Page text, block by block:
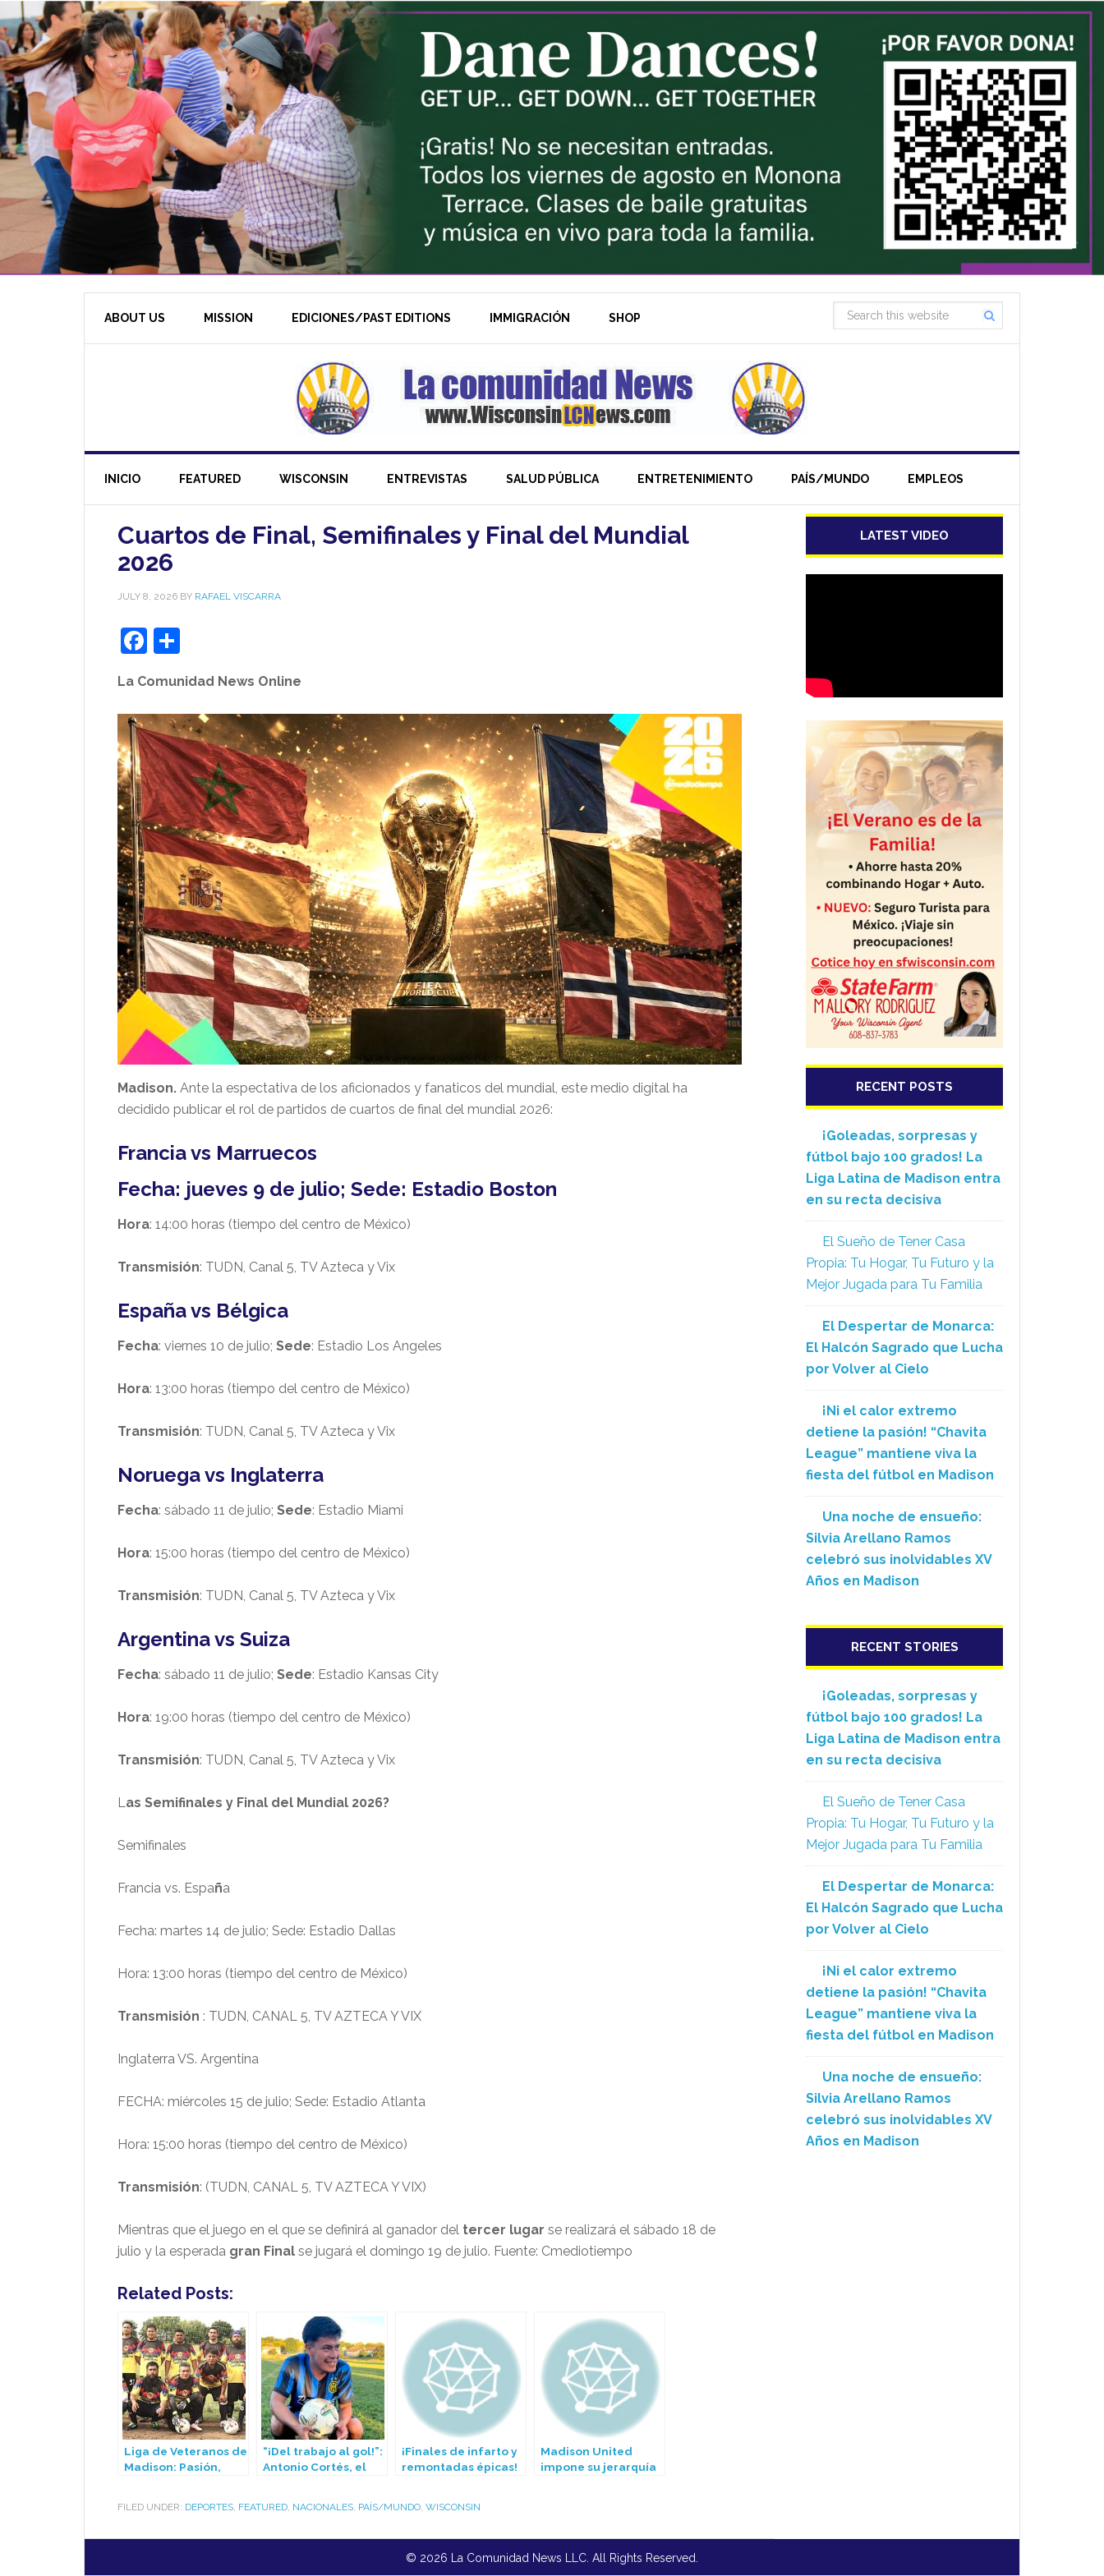
ABOUT US MISSION EDICIONES/PAST EDITIONS IMMIGRACIÓN SHOP
INICIO FEATURED WISCONSIN ENTREVISTAS SALUD PÚBLICA ENTRETENIMIENTO PAÍS/MUNDO EMPLEOS
Cuartos de Final, Semifinales y Final del Mundial
2026
JULY 8, 2026 BY RAFAEL VISCARRA
Facebook
La Comunidad News Online
Madison. Ante la espectativa de los aficionados y fanaticos del mundial, este medio digital ha
decidido publicar el rol de partidos de cuartos de final del mundial 2026:
Francia vs Marruecos
Fecha: jueves 9 de julio; Sede: Estadio Boston
Hora: 14:00 horas (tiempo del centro de México)
Transmisión: TUDN, Canal 5, TV Azteca y Vix
España vs Bélgica
Fecha: viernes 10 de julio; Sede: Estadio Los Angeles
Hora: 13:00 horas (tiempo del centro de México)
Transmisión: TUDN, Canal 5, TV Azteca y Vix
Noruega vs Inglaterra
Fecha: sábado 11 de julio; Sede: Estadio Miami
Hora: 15:00 horas (tiempo del centro de México)
Transmisión: TUDN, Canal 5, TV Azteca y Vix
Argentina vs Suiza
Fecha: sábado 11 de julio; Sede: Estadio Kansas City
Hora: 19:00 horas (tiempo del centro de México)
Transmisión: TUDN, Canal 5, TV Azteca y Vix
Las Semifinales y Final del Mundial 2026?
Semifinales
Francia vs. España
Fecha: martes 14 de julio; Sede: Estadio Dallas
Hora: 13:00 horas (tiempo del centro de México)
Transmisión : TUDN, CANAL 5, TV AZTECA Y VIX
Inglaterra VS. Argentina
FECHA: miércoles 15 de julio; Sede: Estadio Atlanta
Hora: 15:00 horas (tiempo del centro de México)
Transmisión: (TUDN, CANAL 5, TV AZTECA Y VIX)
Mientras que el juego en el que se definirá al ganador del tercer lugar se realizará el sábado 18 de
julio y la esperada gran Final se jugará el domingo 19 de julio. Fuente: Cmediotiempo
Related Posts:
Liga de Veteranos de
Madison: Pasión,
“¡Del trabajo al gol!”:
Antonio Cortés, el
Latina de Madison
¡Finales de infarto y
remontadas épicas!
corona a sus
TOCA Soccer
Madison United
impone su jerarquía
FILED UNDER: DEPORTES, FEATURED, NACIONALES, PAÍS/MUNDO, WISCONSIN
LATEST VIDEO
RECENT POSTS
¡Goleadas, sorpresas y
fútbol bajo 100 grados! La
Liga Latina de Madison entra
en su recta decisiva
El Sueño de Tener Casa
Propia: Tu Hogar, Tu Futuro y la
Mejor Jugada para Tu Familia
El Despertar de Monarca:
El Halcón Sagrado que Lucha
por Volver al Cielo
¡Ni el calor extremo
detiene la pasión! “Chavita
League” mantiene viva la
fiesta del fútbol en Madison
Una noche de ensueño:
Silvia Arellano Ramos
celebró sus inolvidables XV
Años en Madison
RECENT STORIES
¡Goleadas, sorpresas y
fútbol bajo 100 grados! La
Liga Latina de Madison entra
en su recta decisiva
El Sueño de Tener Casa
Propia: Tu Hogar, Tu Futuro y la
Mejor Jugada para Tu Familia
El Despertar de Monarca:
El Halcón Sagrado que Lucha
por Volver al Cielo
¡Ni el calor extremo
detiene la pasión! “Chavita
League” mantiene viva la
fiesta del fútbol en Madison
Una noche de ensueño:
Silvia Arellano Ramos
celebró sus inolvidables XV
Años en Madison
© 2026 La Comunidad News LLC. All Rights Reserved.